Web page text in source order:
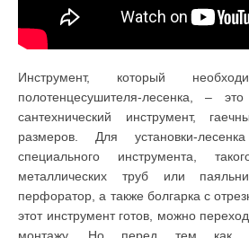
Инструмент, который
полотенцесушителя-лесенка, –
сантехнический инструмент,
размеров. Для установки-
специального инструмента,
металлических труб или
перфоратор, а также болгарка с
этот инструмент готов, можно
монтажу. Но перед тем как